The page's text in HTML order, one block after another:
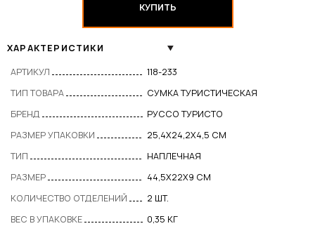
КУПИТЬ
ХАРАКТЕРИСТИКИ
АРТИКУЛ
118-233
ТИП ТОВАРА
СУМКА ТУРИСТИЧЕСКАЯ
БРЕНД
РУССО ТУРИСТО
РАЗМЕР УПАКОВКИ
25,4Х24,2Х4,5 СМ
ТИП
НАПЛЕЧНАЯ
РАЗМЕР
44,5Х22Х9 СМ
КОЛИЧЕСТВО ОТДЕЛЕНИЙ
2 ШТ.
ВЕС В УПАКОВКЕ
0,35 КГ